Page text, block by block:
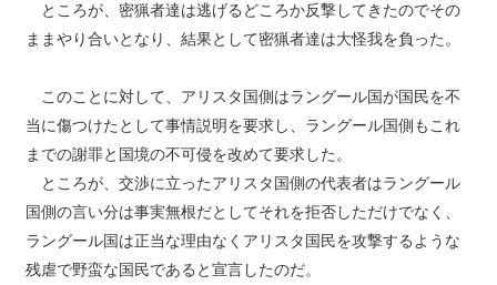
ところが、密猟者達は逃げるどころか反撃してきたのでその
ままやり合いとなり、結果として密猟者達は大怪我を負った。
このことに対して、アリスタ国側はラングール国が国民を不
当に傷つけたとして事情説明を要求し、ラングール国側もこれ
までの謝罪と国境の不可侵を改めて要求した。
ところが、交渉に立ったアリスタ国側の代表者はラングール
国側の言い分は事実無根だとしてそれを拒否しただけでなく、
ラングール国は正当な理由なくアリスタ国民を攻撃するような
残虐で野蛮な国民であると宣言したのだ。